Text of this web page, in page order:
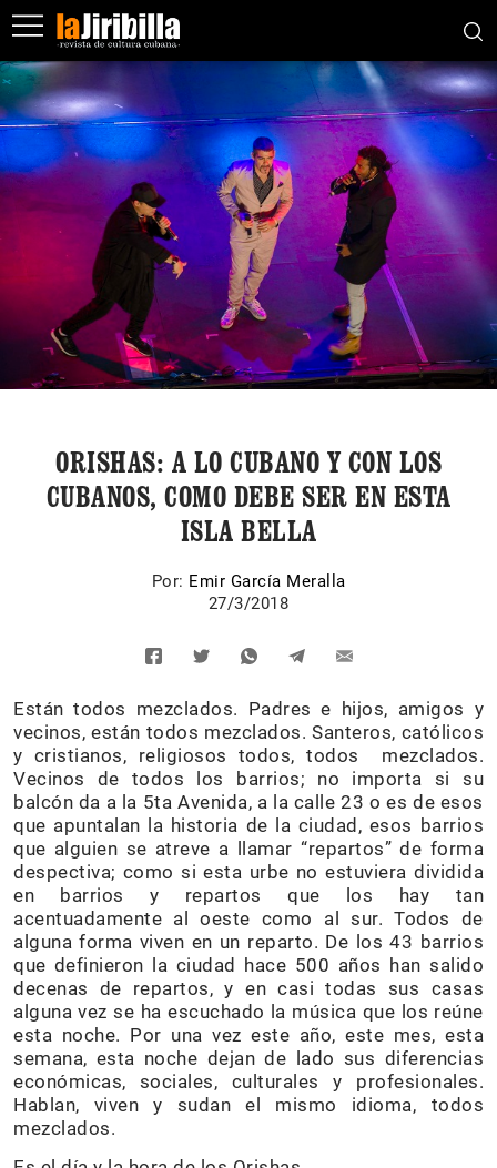
ORISHAS: A LO CUBANO Y CON LOS
CUBANOS, COMO DEBE SER EN ESTA
ISLA BELLA
Por: Emir García Meralla
27/3/2018
Están todos mezclados. Padres e hijos, amigos y
vecinos, están todos mezclados. Santeros, católicos
y cristianos, religiosos todos, todos mezclados.
Vecinos de todos los barrios; no importa si su
balcón da a la 5ta Avenida, a la calle 23 o es de esos
que apuntalan la historia de la ciudad, esos barrios
que alguien se atreve a llamar “repartos” de forma
despectiva; como si esta urbe no estuviera dividida
en barrios y repartos que los hay tan
acentuadamente al oeste como al sur. Todos de
alguna forma viven en un reparto. De los 43 barrios
que definieron la ciudad hace 500 años han salido
decenas de repartos, y en casi todas sus casas
alguna vez se ha escuchado la música que los reúne
esta noche. Por una vez este año, este mes, esta
semana, esta noche dejan de lado sus diferencias
económicas, sociales, culturales y profesionales.
Hablan, viven y sudan el mismo idioma, todos
mezclados.